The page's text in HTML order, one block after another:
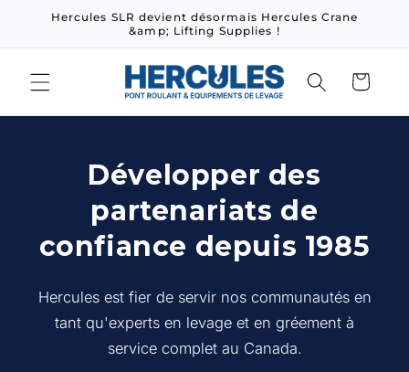
et passer au contenu
Hercules SLR devient désormais Hercules Crane
&amp; Lifting Supplies !
Panier
Développer des
partenariats de
confiance depuis 1985
Hercules est fier de servir nos communautés en
tant qu'experts en levage et en gréement à
service complet au Canada.